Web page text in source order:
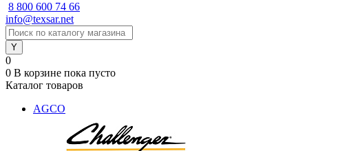
8 800 600 74 66
info@texsar.net
0
0 В корзине пока пусто
Каталог товаров
AGCO